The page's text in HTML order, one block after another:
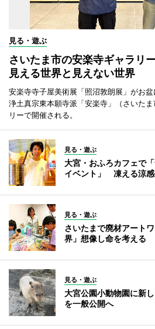
見る・遊ぶ
さいたま市の安楽寺ギャラリ
見える世界と見えない世界
安楽寺寺子屋美術展「照沼敦朗展」がお盆
浄土真宗東本願寺派「安楽寺」（さいた
リーで開催される。
見る・遊ぶ
大宮・おふろカフェで
イベント」 凍える涼
見る・遊ぶ
さいたまで廃材アート
界」想像し命を考える
見る・遊ぶ
大宮公園小動物園に新
を一般公開へ